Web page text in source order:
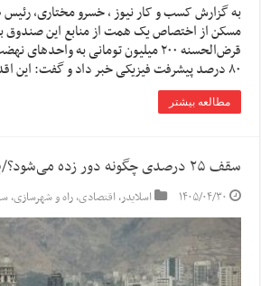
به گزارش کسب و کار نیوز ، خسرو مختاری،
مسکن از اختصاص یک همت از منابع این صندوق
قرض‌الحسنه ۲۰۰ میلیون تومانی به
۸۰ درصد پیشرفت فیزیکی خبر داد و گفت: این اقدام با هدف …
مطالعه بیشتر
سقف ۲۵ درصدی چگونه دور زده می‌شود؟/بازار سیاه اجاره مسکن
۱۴۰۵/۰۴/۳۰ اسلایدر,اقتصادی,راه و شهرسازی,